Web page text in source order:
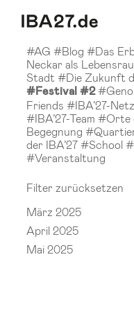
#AG #Blog #Das
Neckar als
Stadt #Die Zukunft
#Festival #2
Friends #IBA’27-Netz
#IBA’27-Team #Orte
Begegnung
der IBA’27 #School
#Veranstaltung
Filter zurücksetzen
März 2025
April 2025
Mai 2025